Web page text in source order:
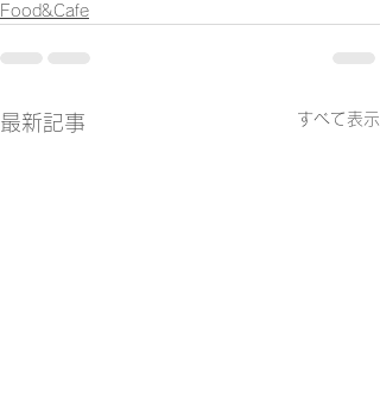
Food&Cafe
最新記事 すべて表示